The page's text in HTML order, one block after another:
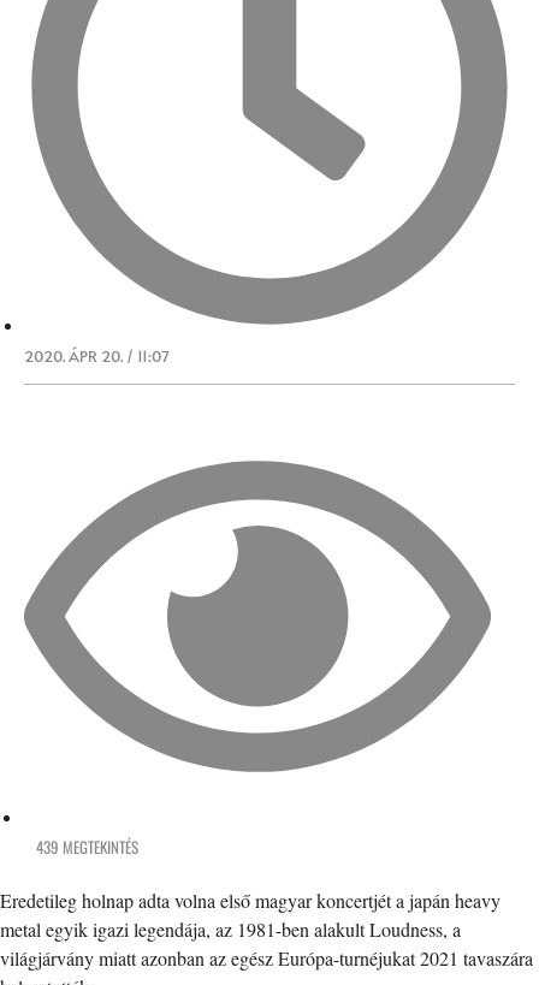
2020. ÁPR 20. / 11:07
439 MEGTEKINTÉS
Eredetileg holnap adta volna első magyar koncertjét a japán heavy
metal egyik igazi legendája, az 1981-ben alakult Loudness, a
világjárvány miatt azonban az egész Európa-turnéjukat 2021 tavaszára